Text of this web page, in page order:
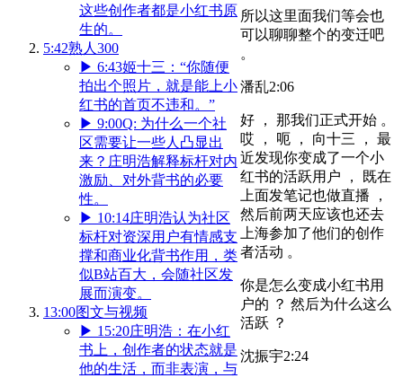
这些创作者都是小红书原
生的。
5:42熟人300
▶ 6:43姬十三：“你随便
拍出个照片，就是能上小
红书的首页不违和。”
▶ 9:00Q: 为什么一个社
区需要让一些人凸显出
来？庄明浩解释标杆对内
激励、对外背书的必要
性。
▶ 10:14庄明浩认为社区
标杆对资深用户有情感支
撑和商业化背书作用，类
似B站百大，会随社区发
展而演变。
13:00图文与视频
▶ 15:20庄明浩：在小红
书上，创作者的状态就是
他的生活，而非表演，与
所以这里面我们等会也
可以聊聊整个的变迁吧
。
潘乱2:06
好 ， 那我们正式开始 。
哎 ， 呃 ， 向十三 ， 最
近发现你变成了一个小
红书的活跃用户 ， 既在
上面发笔记也做直播 ，
然后前两天应该也还去
上海参加了他们的创作
者活动 。
你是怎么变成小红书用
户的 ？ 然后为什么这么
活跃 ？
沈振宇2:24